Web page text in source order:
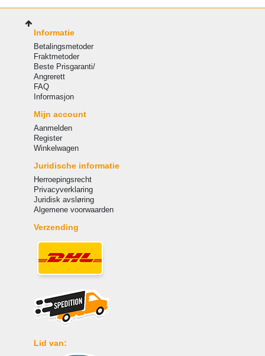
Informatie
Betalingsmetoder
Fraktmetoder
Beste Prisgaranti/
Angrerett
FAQ
Informasjon
Mijn account
Aanmelden
Register
Winkelwagen
Juridische informatie
Herroepingsrecht
Privacyverklaring
Juridisk avsløring
Algemene voorwaarden
Verzending
Lid van: